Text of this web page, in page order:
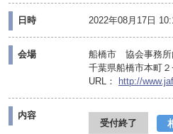
日時 2022年08月17日
会場
船橋市 協会事務所
千葉県船橋市本町
URL：
http://
内容
受付終了